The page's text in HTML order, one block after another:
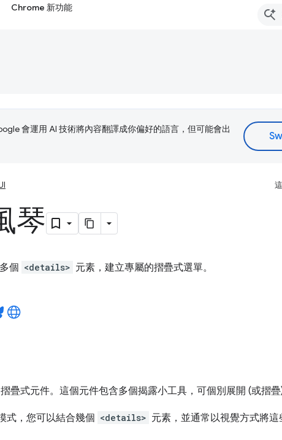
Chrome 新功能
會運用 AI 技術將內容翻譯成你偏好的語言，但可能會出
琴
個 <details> 元素，建立專屬的摺疊式選單。
疊式元件。這個元件包含多個揭露小工具，可個別展開 (或摺疊
式，您可以結合幾個 <details> 元素，並通常以視覺方式將